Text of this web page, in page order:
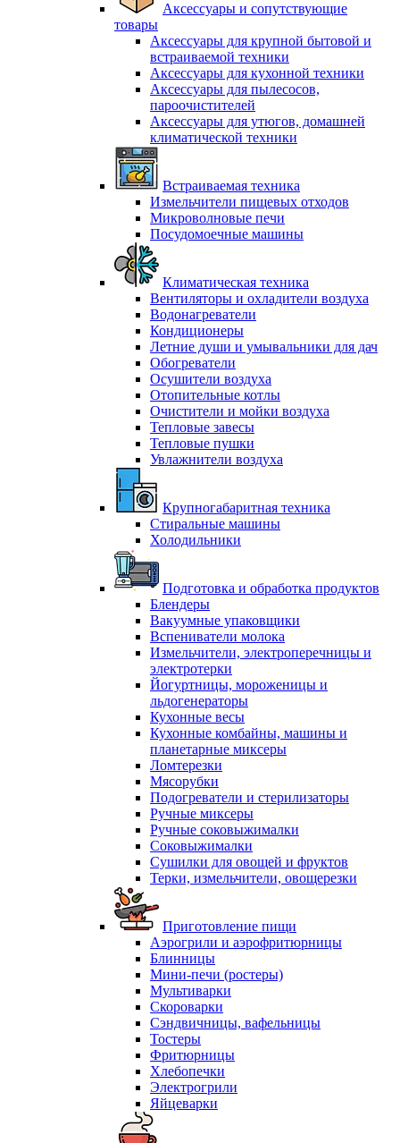
Аксессуары и сопутствующие
товары
Аксессуары для крупной бытовой и
встраиваемой техники
Аксессуары для кухонной техники
Аксессуары для пылесосов,
пароочистителей
Аксессуары для утюгов, домашней
климатической техники
Встраиваемая техника
Измельчители пищевых отходов
Микроволновые печи
Посудомоечные машины
Климатическая техника
Вентиляторы и охладители воздуха
Водонагреватели
Кондиционеры
Летние души и умывальники для дач
Обогреватели
Осушители воздуха
Отопительные котлы
Очистители и мойки воздуха
Тепловые завесы
Тепловые пушки
Увлажнители воздуха
Крупногабаритная техника
Стиральные машины
Холодильники
Подготовка и обработка продуктов
Блендеры
Вакуумные упаковщики
Вспениватели молока
Измельчители, электроперечницы и
электротерки
Йогуртницы, мороженицы и
льдогенераторы
Кухонные весы
Кухонные комбайны, машины и
планетарные миксеры
Ломтерезки
Мясорубки
Подогреватели и стерилизаторы
Ручные миксеры
Ручные соковыжималки
Соковыжималки
Сушилки для овощей и фруктов
Терки, измельчители, овощерезки
Приготовление пищи
Аэрогрили и аэрофритюрницы
Блинницы
Мини-печи (ростеры)
Мультиварки
Скороварки
Сэндвичницы, вафельницы
Тостеры
Фритюрницы
Хлебопечки
Электрогрили
Яйцеварки